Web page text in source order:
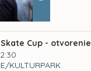
Skate Cup - otvorenie
KULTURPARK